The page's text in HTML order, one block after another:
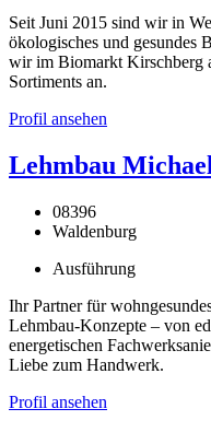
Seit Juni 2015 sind wir in
ökologisches und gesundes
wir im Biomarkt Kirschberg
Sortiments an.
Profil ansehen
Lehmbau
08396
Waldenburg
Ausführung
Ihr Partner für
Lehmbau-Konzepte – von
energetischen
Liebe zum Handwerk.
Profil ansehen